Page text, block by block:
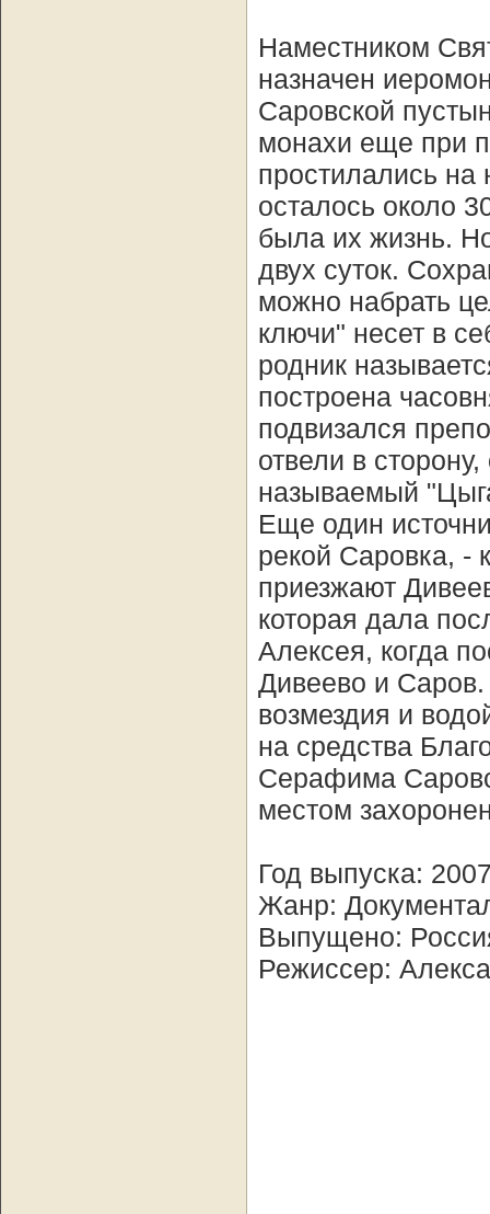
Наместником
назначен
Саровской
монахи еще при
простилались на
осталось около
была их жизнь.
двух суток.
можно набрать
ключи" несет в
родник
построена
подвизался
отвели в
называемый
Еще один
рекой Саровка, -
приезжают
которая дала
Алексея, когда
Дивеево и
возмездия и
на средства
Серафима
местом
Год выпуска:
Жанр:
Выпущено:
Режиссер: